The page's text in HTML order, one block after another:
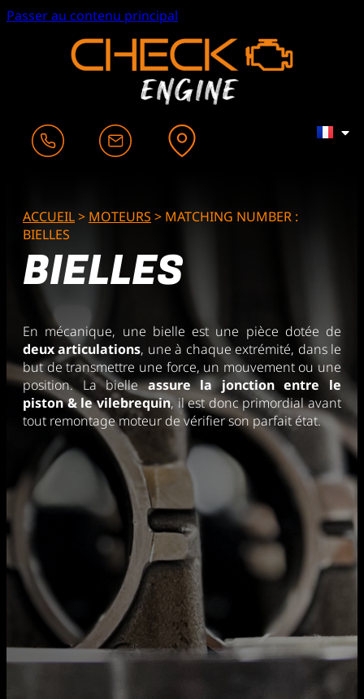
Passer au contenu principal
ACCUEIL> MOTEURS > MATCHING NUMBER :
BIELLES
BIELLES
En mécanique, une bielle est une pièce dotée de
deux articulations, une à chaque extrémité, dans le
but de transmettre une force, un mouvement ou une
position. La bielleassure la jonction entre le
piston & le vilebrequin, il est donc primordial avant
tout remontage moteur de vérifier son parfait état.